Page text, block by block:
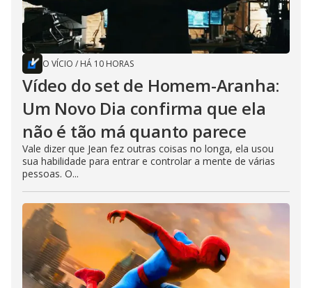
O VÍCIO / HÁ 10 HORAS
Vídeo do set de Homem-Aranha:
Um Novo Dia confirma que ela
não é tão má quanto parece
Vale dizer que Jean fez outras coisas no longa, ela usou
sua habilidade para entrar e controlar a mente de várias
pessoas. O...